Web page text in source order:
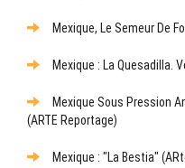
Mexique, Le Semeur De
Mexique : La Quesadilla.
Mexique Sous Pression
(ARTE Reportage)
Mexique : "La Bestia"